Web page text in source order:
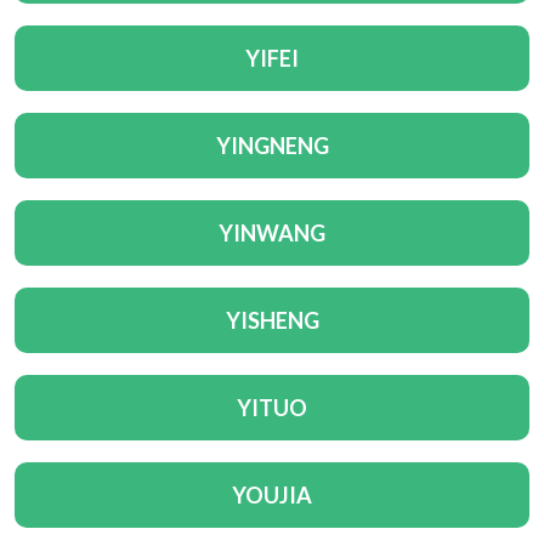
YIFEI
YINGNENG
YINWANG
YISHENG
YITUO
YOUJIA